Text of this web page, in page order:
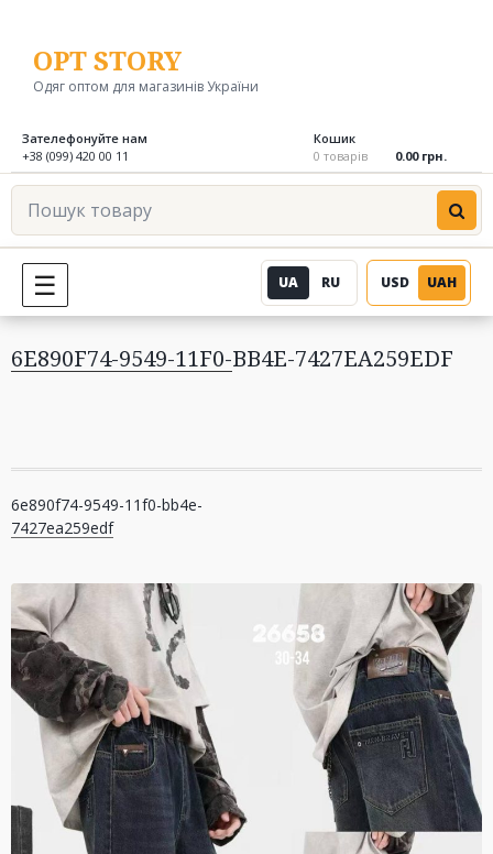
вмістуOPT STORY
Одяг оптом для магазинів України
Зателефонуйте нам
+38 (099) 420 00 11
Кошик
0 товарів
0.00 грн.
Пошук
товару
UA RU USD UAH
6E890F74-9549-11F0-BB4E-7427EA259EDF
записів
6e890f74-9549-11f0-bb4e-
7427ea259edf